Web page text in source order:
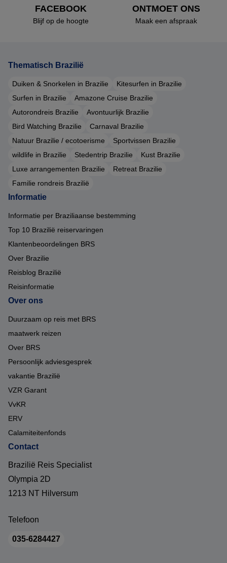
FACEBOOK
Blijf op de hoogte
ONTMOET ONS
Maak een afspraak
Thematisch Brazilië
Duiken & Snorkelen in Brazilie
Kitesurfen in Brazilie
Surfen in Brazilie
Amazone Cruise Brazilie
Autorondreis Brazilie
Avontuurlijk Brazilie
Bird Watching Brazilie
Carnaval Brazilie
Natuur Brazilie / ecotoerisme
Sportvissen Brazilie
wildlife in Brazilie
Stedentrip Brazilie
Kust Brazilie
Luxe arrangementen Brazilie
Retreat Brazilie
Familie rondreis Brazilië
Informatie
Informatie per Braziliaanse bestemming
Top 10 Brazilië reiservaringen
Klantenbeoordelingen BRS
Over Brazilie
Reisblog Brazilië
Reisinformatie
Over ons
Duurzaam op reis met BRS
maatwerk reizen
Over BRS
Persoonlijk adviesgesprek
vakantie Brazilië
VZR Garant
VvKR
ERV
Calamiteitenfonds
Contact
Brazilië Reis Specialist
Olympia 2D
1213 NT Hilversum
Telefoon
035-6284427